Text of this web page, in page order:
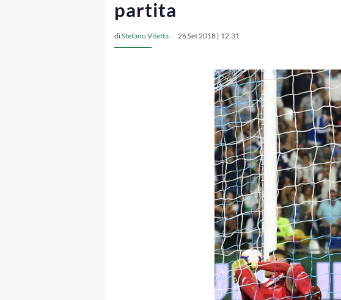
partita
diStefano Vitetta 26 Set 2018 | 12:31